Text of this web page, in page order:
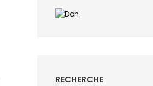
RECHERCHE